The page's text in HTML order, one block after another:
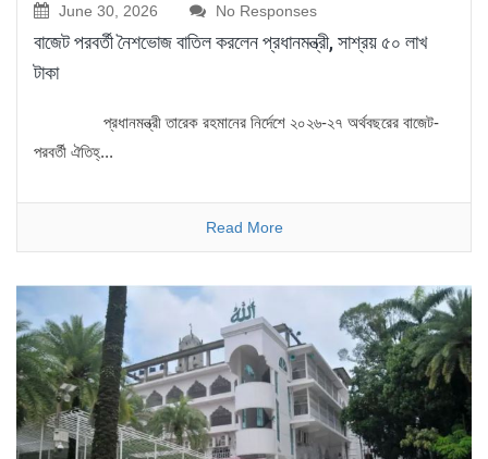
June 30, 2026 No Responses
বাজেট পরবর্তী নৈশভোজ বাতিল করলেন প্রধানমন্ত্রী, সাশ্রয় ৫০ লাখ
টাকা
প্রধানমন্ত্রী তারেক রহমানের নির্দেশে ২০২৬-২৭ অর্থবছরের বাজেট-
পরবর্তী ঐতিহ্...
Read More